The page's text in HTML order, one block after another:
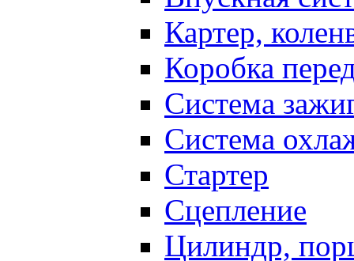
Картер,
Коробка
Система
Система
Стартер
Сцепление
Цилиндр,